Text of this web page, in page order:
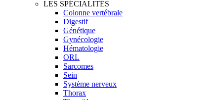
LES SPÉCIALITÉS
Colonne vertébrale
Digestif
Génétique
Gynécologie
Hématologie
ORL
Sarcomes
Sein
Système nerveux
Thorax